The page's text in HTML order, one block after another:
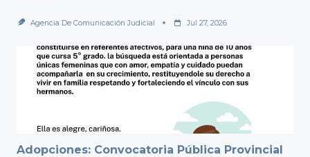
Agencia De Comunicación Judicial Jul 27, 2026
Adopciones: Convocatoria Pública Provincial